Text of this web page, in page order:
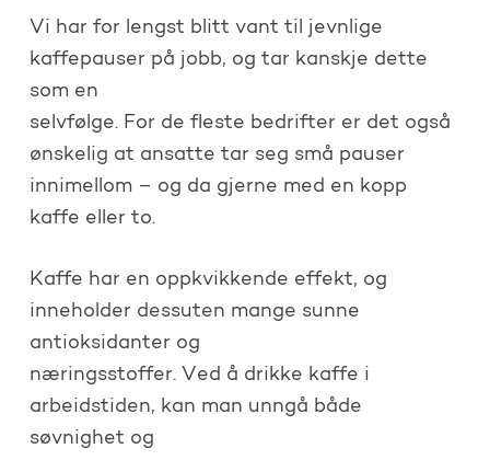
Vi har for lengst blitt vant til jevnlige
kaffepauser på jobb, og tar kanskje dette
som en
selvfølge. For de fleste bedrifter er det også
ønskelig at ansatte tar seg små pauser
innimellom – og da gjerne med en kopp
kaffe eller to.
Kaffe har en oppkvikkende effekt, og
inneholder dessuten mange sunne
antioksidanter og
næringsstoffer. Ved å drikke kaffe i
arbeidstiden, kan man unngå både
søvnighet og